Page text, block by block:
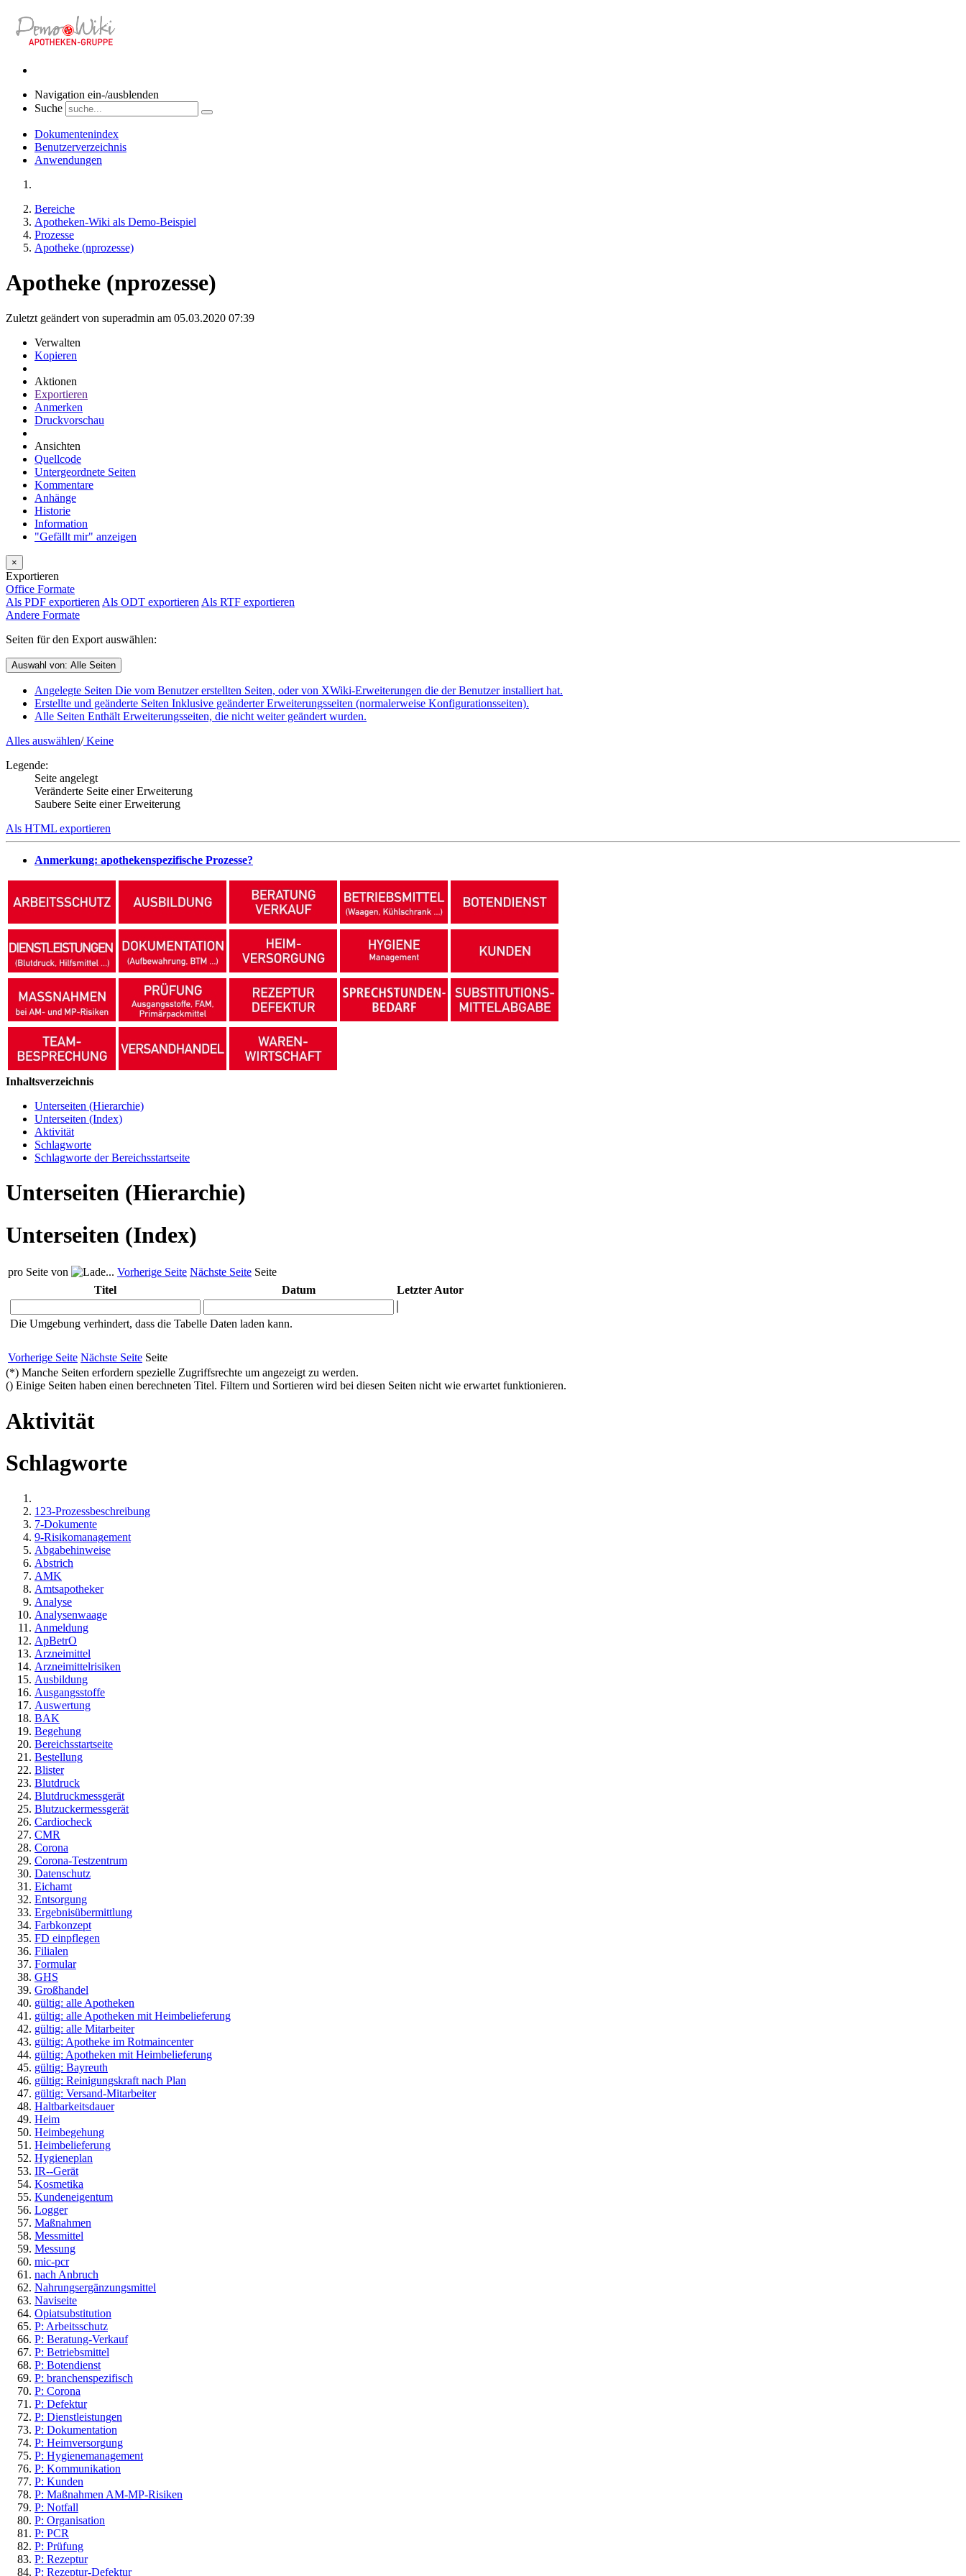
Navigation ein-/ausblenden
Suche
Dokumentenindex
Benutzerverzeichnis
Anwendungen
Bereiche
Apotheken-Wiki als Demo-Beispiel
Prozesse
Apotheke (nprozesse)
Apotheke (nprozesse)
Zuletzt geändert von superadmin am 05.03.2020 07:39
Verwalten
Kopieren
Aktionen
Exportieren
Anmerken
Druckvorschau
Ansichten
Quellcode
Untergeordnete Seiten
Kommentare
Anhänge
Historie
Information
"Gefällt mir" anzeigen
×
Exportieren
Office Formate
Als PDF exportieren Als ODT exportieren Als RTF exportieren
Andere Formate
Seiten für den Export auswählen:
Auswahl von: Alle Seiten
Angelegte Seiten Die vom Benutzer erstellten Seiten, oder von XWiki-Erweiterungen die der Benutzer installiert hat.
Erstellte und geänderte Seiten Inklusive geänderter Erweiterungsseiten (normalerweise Konfigurationsseiten).
Alle Seiten Enthält Erweiterungsseiten, die nicht weiter geändert wurden.
Alles auswählen/Keine
Legende:
Seite angelegt
Veränderte Seite einer Erweiterung
Saubere Seite einer Erweiterung
Als HTML exportieren
Anmerkung: apothekenspezifische Prozesse?
Inhaltsverzeichnis
Unterseiten (Hierarchie)
Unterseiten (Index)
Aktivität
Schlagworte
Schlagworte der Bereichsstartseite
Unterseiten (Hierarchie)
Unterseiten (Index)
pro Seite von Vorherige Seite Nächste Seite Seite
Titel
Datum Letzter Autor
Die Umgebung verhindert, dass die Tabelle Daten laden kann.
Vorherige Seite Nächste Seite Seite
(*) Manche Seiten erfordern spezielle Zugriffsrechte um angezeigt zu werden.
() Einige Seiten haben einen berechneten Titel. Filtern und Sortieren wird bei diesen Seiten nicht wie erwartet funktionieren.
Aktivität
Schlagworte
123-Prozessbeschreibung
7-Dokumente
9-Risikomanagement
Abgabehinweise
Abstrich
AMK
Amtsapotheker
Analyse
Analysenwaage
Anmeldung
ApBetrO
Arzneimittel
Arzneimittelrisiken
Ausbildung
Ausgangsstoffe
Auswertung
BAK
Begehung
Bereichsstartseite
Bestellung
Blister
Blutdruck
Blutdruckmessgerät
Blutzuckermessgerät
Cardiocheck
CMR
Corona
Corona-Testzentrum
Datenschutz
Eichamt
Entsorgung
Ergebnisübermittlung
Farbkonzept
FD einpflegen
Filialen
Formular
GHS
Großhandel
gültig: alle Apotheken
gültig: alle Apotheken mit Heimbelieferung
gültig: alle Mitarbeiter
gültig: Apotheke im Rotmaincenter
gültig: Apotheken mit Heimbelieferung
gültig: Bayreuth
gültig: Reinigungskraft nach Plan
gültig: Versand-Mitarbeiter
Haltbarkeitsdauer
Heim
Heimbegehung
Heimbelieferung
Hygieneplan
IR--Gerät
Kosmetika
Kundeneigentum
Logger
Maßnahmen
Messmittel
Messung
mic-pcr
nach Anbruch
Nahrungsergänzungsmittel
Naviseite
Opiatsubstitution
P: Arbeitsschutz
P: Beratung-Verkauf
P: Betriebsmittel
P: Botendienst
P: branchenspezifisch
P: Corona
P: Defektur
P: Dienstleistungen
P: Dokumentation
P: Heimversorgung
P: Hygienemanagement
P: Kommunikation
P: Kunden
P: Maßnahmen AM-MP-Risiken
P: Notfall
P: Organisation
P: PCR
P: Prüfung
P: Rezeptur
P: Rezeptur-Defektur